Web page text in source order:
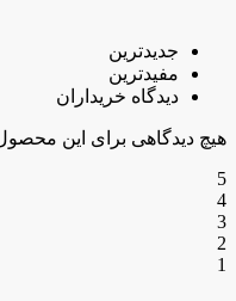
جدیدترین
مفیدترین
دیدگاه خریداران
هیچ دیدگاهی برای این
5
4
3
2
1